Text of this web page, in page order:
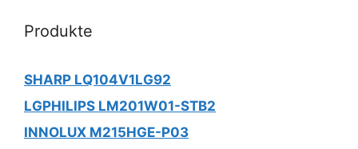
Produkte
SHARP LQ104V1LG92
LGPHILIPS LM201W01-STB2
INNOLUX M215HGE-P03